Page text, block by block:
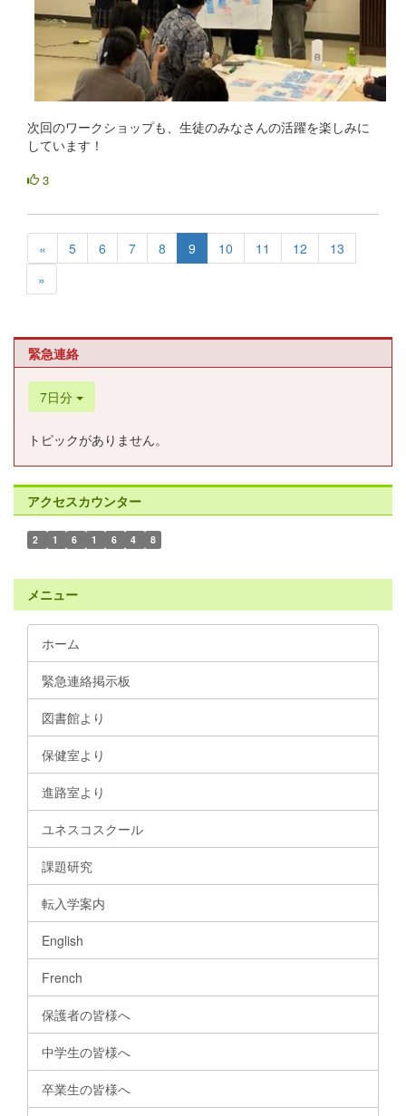
次回のワークショップも、生徒のみなさんの活躍を楽しみに
しています！
3
« 5 6 7 8 9 10 11 12
13
»
緊急連絡
7日分
トピックがありません。
アクセスカウンター
2 1 6 1 6 4 8
メニュー
ホーム
緊急連絡掲示板
図書館より
保健室より
進路室より
ユネスコスクール
課題研究
転入学案内
English
French
保護者の皆様へ
中学生の皆様へ
卒業生の皆様へ